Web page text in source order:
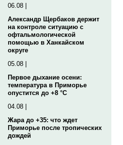
06.08 |
Александр Щербаков держит
на контроле ситуацию с
офтальмологической
помощью в Ханкайском
округе
05.08 |
Первое дыхание осени:
температура в Приморье
опустится до +8 °C
04.08 |
Жара до +35: что ждет
Приморье после тропических
дождей